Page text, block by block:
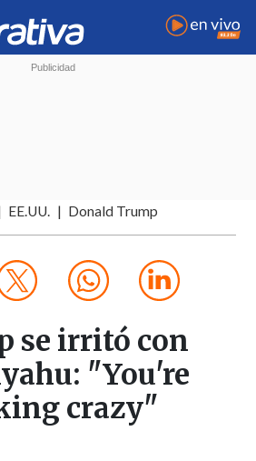
EE.UU. Donald Trump
se irritó con
"You're
crazy"